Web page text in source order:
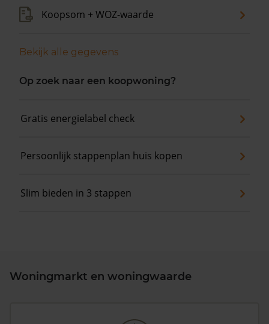
Koopsom + WOZ-waarde
Bekijk alle gegevens
Op zoek naar een koopwoning?
Gratis energielabel check
Persoonlijk stappenplan huis kopen
Slim bieden in 3 stappen
Woningmarkt en woningwaarde